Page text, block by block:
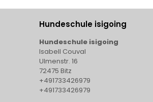
Hundeschule isigoing
Hundeschule isigoing
Isabell Couval
Ulmenstr. 16
72475 Bitz
+491733426979
+491733426979